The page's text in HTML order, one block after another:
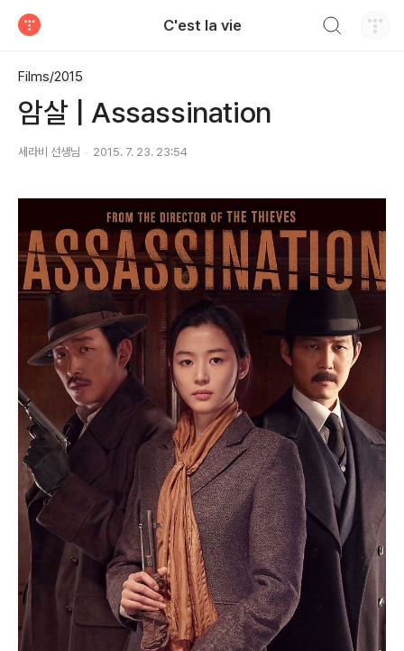
C'est la vie
Films/2015
암살 | Assassination
세라비 선생님 2015. 7. 23. 23:54